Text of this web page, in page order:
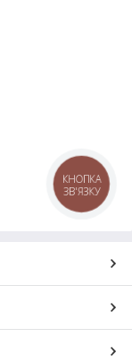
КНОПКА
ЗВ'ЯЗКУ